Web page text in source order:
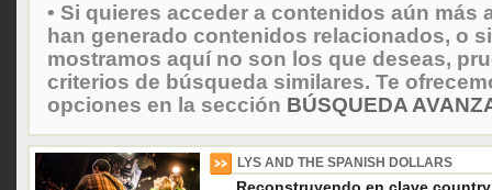
• Si quieres acceder a contenidos aún más
han generado contenidos relacionados, o
mostramos aquí no son los que deseas,
criterios de búsqueda similares. Te
opciones en la sección BÚSQUEDA
LYS AND THE SPANISH DOLLARS